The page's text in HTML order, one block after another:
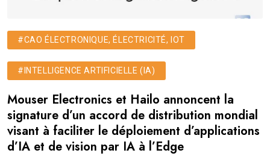
#CAO ÉLECTRONIQUE, ÉLECTRICITÉ, IOT
#INTELLIGENCE ARTIFICIELLE (IA)
Mouser Electronics et Hailo annoncent la
signature d’un accord de distribution mondial
visant à faciliter le déploiement d’applications
d’IA et de vision par IA à l’Edge